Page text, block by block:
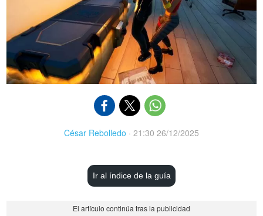
César Rebolledo · 21:30 26/12/2025
Ir al índice de la guía